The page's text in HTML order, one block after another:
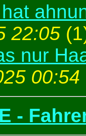
22:05 (
nur
00:54
-